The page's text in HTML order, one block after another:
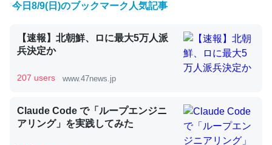
くらい。小説でいう「ずっと前の伏線」は回収されないけ
ど、短期記憶というには多い分量。進化すればするほど分
かりやすく強くなりそう
今日8/9(日)のブックマーク人気記事
【速報】北朝鮮、ロに最大5万人派
兵決定か
207 users www.47news.jp
Claude Code で「ループエンジニ
アリング」を実践してみた